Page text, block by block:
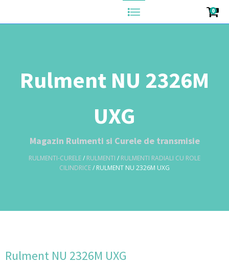
0
Rulment NU 2326M
UXG
Magazin Rulmenti si Curele de transmisie
RULMENTI-CURELE/ RULMENTI / RULMENTI RADIALI CU ROLE
CILINDRICE/ RULMENT NU 2326M UXG
Rulment NU 2326M UXG